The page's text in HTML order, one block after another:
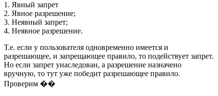
1. Явный запрет
2. Явное разрешение;
3. Неявный запрет;
4. Неявное разрешение.
Т.е. если у пользователя одновременно имеется и
разрешающее, и запрещающее правило, то подействует запрет.
Но если запрет унаследован, а разрешение назначено
вручную, то тут уже победит разрешающее правило.
Проверим ��